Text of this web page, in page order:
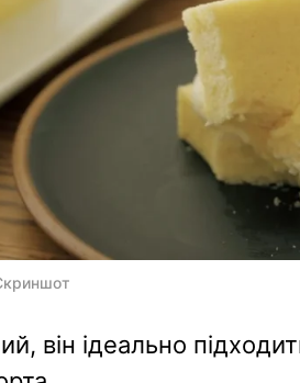
він ідеально